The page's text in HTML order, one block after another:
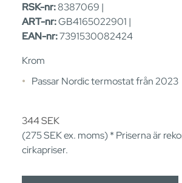
RSK-nr:8387069 |
ART-nr:GB4165022901 |
EAN-nr:7391530082424
Krom
Passar Nordic termostat från 2023
344SEK
(275SEKex. moms) * Priserna är
cirkapriser.